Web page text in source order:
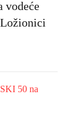
vodeće